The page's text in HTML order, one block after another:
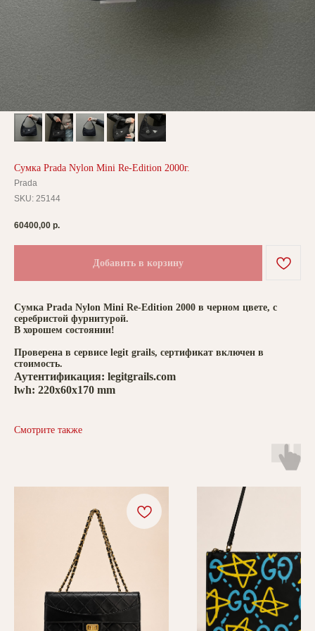
Сумка Prada Nylon Mini Re-Edition 2000г.
Prada
SKU: 25144
60400,00 р.
Добавить в корзину
Сумка Prada Nylon Mini Re-Edition 2000 в черном цвете, с
серебристой фурнитурой.
В хорошем состоянии!
Проверена в сервисе legit grails, сертификат включен в
стоимость.
Аутентификация: legitgrails.com
lwh: 220x60x170 mm
Смотрите также